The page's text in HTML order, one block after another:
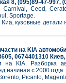
8, (095)89-47-997,
Carnival, Ceed,
Sportage.
Киа, кузовные
на KIA
0674401310
на KIA. Разборка
начиная с 2000 года:
Picanto,